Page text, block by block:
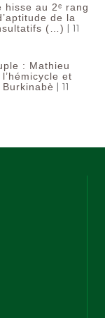
hisse au 2ᵉ rang
de la
(…) | 11
: Mathieu
et
| 11